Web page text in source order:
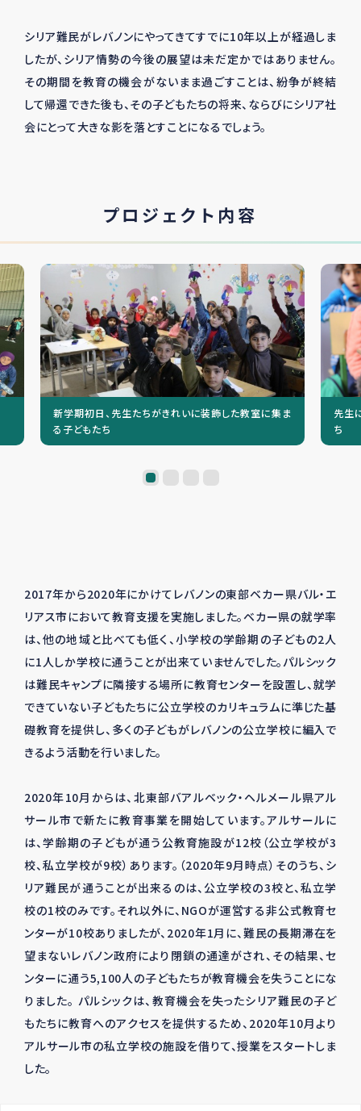
シリア難民がレバノンにやってきてすでに10年以上が経過しま
したが、シリア情勢の今後の展望は未だ定かではありません。
その期間を教育の機会がないまま過ごすことは、紛争が終結
して帰還できた後も、その子どもたちの将来、ならびにシリア社
会にとって大きな影を落とすことになるでしょう。
プロジェクト内容
新学期初日、先生たちがきれいに装飾した教室に集ま
る子どもたち
先生
ち
2017年から2020年にかけてレバノンの東部ベカー県バル・エ
リアス市において教育支援を実施しました。ベカー県の就学率
は、他の地域と比べても低く、小学校の学齢期の子どもの2人
に1人しか学校に通うことが出来ていませんでした。パルシック
は難民キャンプに隣接する場所に教育センターを設置し、就学
できていない子どもたちに公立学校のカリキュラムに準じた基
礎教育を提供し、多くの子どもがレバノンの公立学校に編入で
きるよう活動を行いました。
2020年10月からは、北東部バアルベック・ヘルメール県アル
サール市で新たに教育事業を開始しています。アルサールに
は、学齢期の子どもが通う公教育施設が12校（公立学校が3
校、私立学校が9校）あります。（2020年9月時点）そのうち、シ
リア難民が通うことが出来るのは、公立学校の3校と、私立学
校の1校のみです。それ以外に、NGOが運営する非公式教育セ
ンターが10校ありましたが、2020年1月に、難民の長期滞在を
望まないレバノン政府により閉鎖の通達がされ、その結果、セ
ンターに通う5,100人の子どもたちが教育機会を失うことにな
りました。 パルシックは、教育機会を失ったシリア難民の子ど
もたちに教育へのアクセスを提供するため、2020年10月より
アルサール市の私立学校の施設を借りて、授業をスタートしま
した。